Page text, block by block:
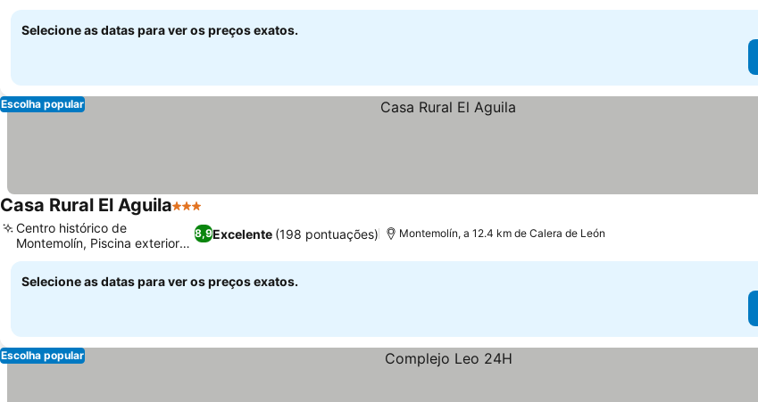
Selecione as datas para ver os preços exatos.
Escolha popular
Casa Rural El Aguila3 Estrelas
8,9Excelente (198 pontuações)
Centro histórico de
Montemolín, Piscina exterior
sazonal
Montemolín, a 12.4 km de Calera de León
Selecione as datas para ver os preços exatos.
Escolha popular